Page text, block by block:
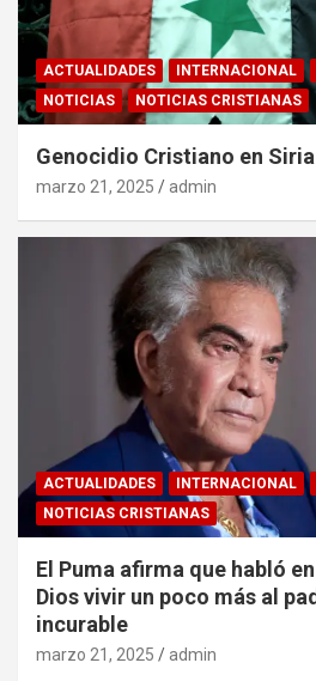
ACTUALIDADES INTERNACIONAL
NOTICIAS
NOTICIAS CRISTIANAS
Genocidio Cristiano en Siria
marzo 21, 2025 admin
ACTUALIDADES INTERNACIONAL
NOTICIAS CRISTIANAS
El Puma afirma que habló
Dios vivir un poco más al
incurable
marzo 21, 2025 admin